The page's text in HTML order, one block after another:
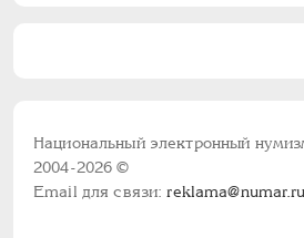
Национальный электронный
2004-2026 ©
Email для связи:reklama@numar.ru